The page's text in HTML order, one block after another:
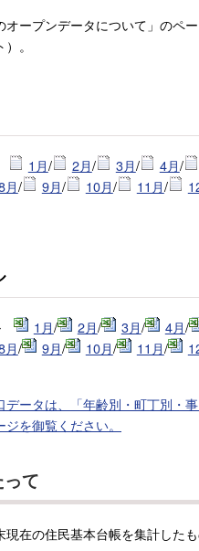
ープンデータについて」のペー
）。
1月/ 2月/ 3月/ 4月/
月/ 9月/ 10月/ 11月/
1月/ 2月/ 3月/ 4月/
月/ 9月/ 10月/ 11月/
データは、「年齢別・町丁別・
を御覧ください。
て
現在の住民基本台帳を集計したも